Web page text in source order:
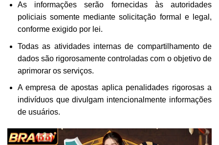
As informações serão fornecidas às autoridades
policiais somente mediante solicitação formal e legal,
conforme exigido por lei.
Todas as atividades internas de compartilhamento de
dados são rigorosamente controladas com o objetivo de
aprimorar os serviços.
A empresa de apostas aplica penalidades rigorosas a
indivíduos que divulgam intencionalmente informações
de usuários.